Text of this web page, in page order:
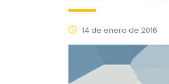
14 de enero de 2016